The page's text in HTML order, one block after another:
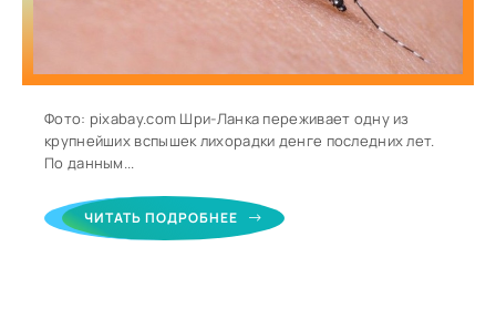
Фото: pixabay.com Шри-Ланка переживает одну из
крупнейших вспышек лихорадки денге последних лет.
По данным...
ЧИТАТЬ ПОДРОБНЕЕ